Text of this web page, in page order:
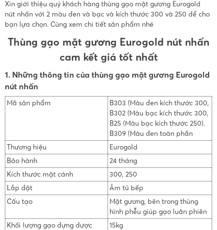
Xin giới thiệu quý khách hàng thùng gạo mặt gương Eurogold
nút nhấn với 2 màu đen và bạc và kích thước 300 và 250 để cho
bạn lựa chọn. Cùng xem chi tiết sản phẩm nhé
Thùng gạo mặt gương Eurogold nút nhấn
cam kết giá tốt nhất
1. Những thông tin của thùng gạo mặt gương Eurogold
nút nhấn
Mã sản phẩm
B303 (Màu đen kích thước 300,
B302 (Màu bạc kích thước 300,
B25 (Màu bạc kích thước 250).
B309 (Màu đen toàn phần
Thương hiệu
Eurogold
Bảo hành
24 tháng
Kích thước mặt cánh
300, 250
Lắp đặt
Âm tủ bếp
Cấu tạo
Mặt gương, bên trong thùng
hình phễu giúp gạo luân phiên
Khối lượng gạo đựng được
15kg